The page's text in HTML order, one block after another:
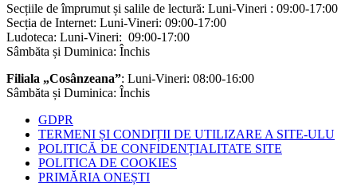
Secțiile de împrumut și salile de lectură: Luni-Vineri : 09:00-17:00
Secția de Internet: Luni-Vineri: 09:00-17:00
Ludoteca: Luni-Vineri: 09:00-17:00
Sâmbăta și Duminica: Închis
Filiala „Cosânzeana”: Luni-Vineri: 08:00-16:00
Sâmbăta și Duminica: Închis
GDPR
TERMENI ȘI CONDIȚII DE UTILIZARE A SITE-ULU
POLITICĂ DE CONFIDENȚIALITATE SITE
POLITICA DE COOKIES
PRIMĂRIA ONEȘTI